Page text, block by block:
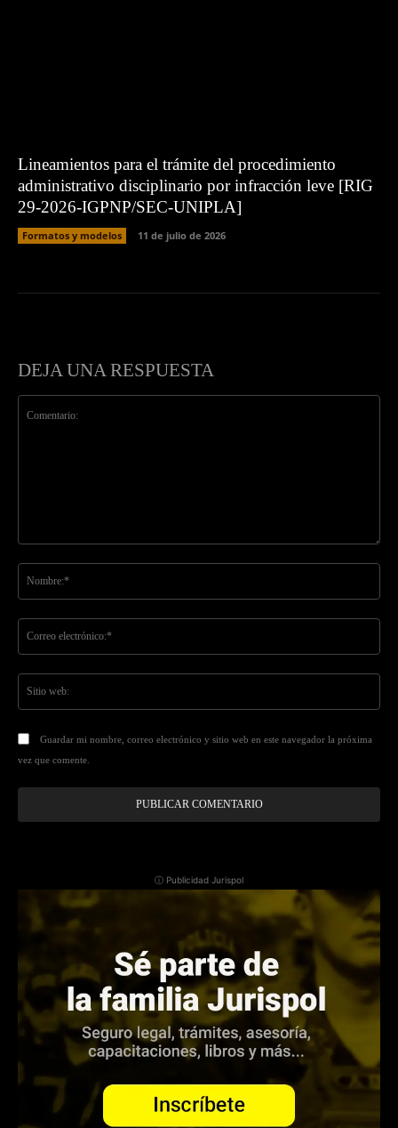
Lineamientos para el trámite del procedimiento
administrativo disciplinario por infracción leve [RIG
29-2026-IGPNP/SEC-UNIPLA]
Formatos y modelos 11 de julio de 2026
DEJA UNA RESPUESTA
Guardar mi nombre, correo electrónico y sitio web en este navegador la próxima
vez que comente.
ⓘ Publicidad Jurispol